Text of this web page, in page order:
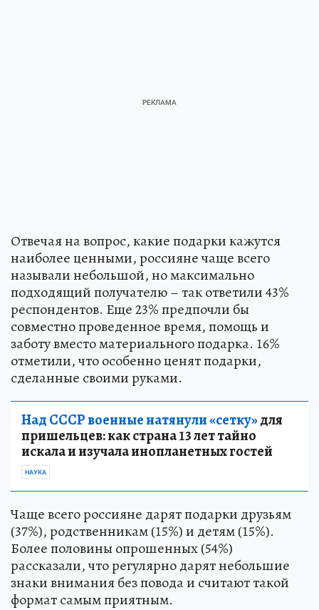
Отвечая на вопрос, какие подарки кажутся
наиболее ценными, россияне чаще всего
называли небольшой, но максимально
подходящий получателю – так ответили 43%
респондентов. Еще 23% предпочли бы
совместно проведенное время, помощь и
заботу вместо материального подарка. 16%
отметили, что особенно ценят подарки,
сделанные своими руками.
Над СССР военные натянули «сетку»для
пришельцев: как страна 13 лет тайно
искала и изучала инопланетных гостей
НАУКА
Чаще всего россияне дарят подарки друзьям
(37%), родственникам (15%) и детям (15%).
Более половины опрошенных (54%)
рассказали, что регулярно дарят небольшие
знаки внимания без повода и считают такой
формат самым приятным.